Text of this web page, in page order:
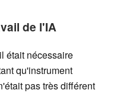
de l'IA
était nécessaire
qu'instrument
pas très différent